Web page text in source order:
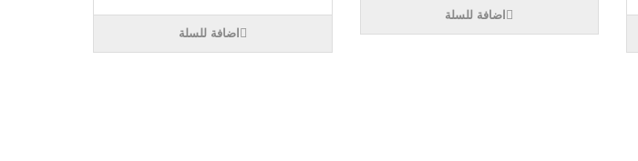
اضافة للسلة
اضافة للسلة